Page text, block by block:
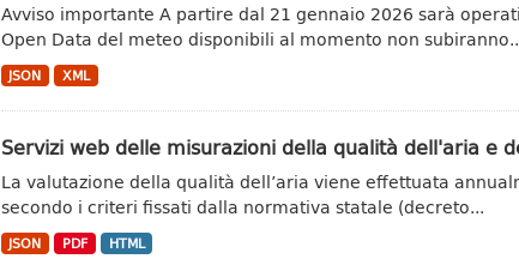
Avviso importante A partire dal 21 gennaio 2026 sarà
Open Data del meteo disponibili al momento non
JSON XML
Servizi web delle misurazioni della qualità dell'aria e
La valutazione della qualità dell’aria viene effettuata
secondo i criteri fissati dalla normativa statale (decreto...
JSON PDF HTML